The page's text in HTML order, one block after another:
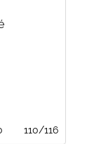
110/116